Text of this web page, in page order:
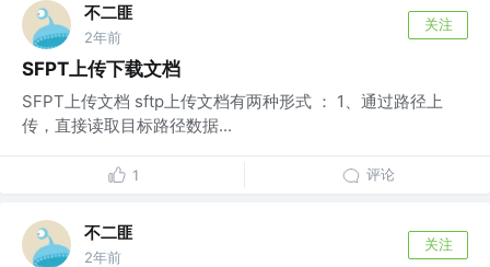
不二匪
2年前
关注
SFPT上传下载文档
SFPT上传文档 sftp上传文档有两种形式 ： 1、通过路径上
传，直接读取目标路径数据...
1 评论
不二匪
2年前
关注